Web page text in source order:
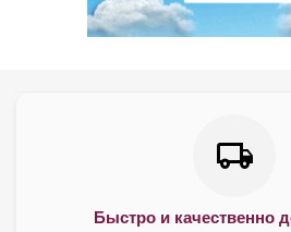
Быстро и качественно